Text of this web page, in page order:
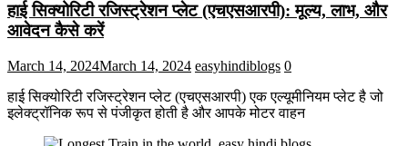
हाई सिक्योरिटी रजिस्ट्रेशन प्लेट (एचएसआरपी): मूल्य, लाभ, और
आवेदन कैसे करें
March 14, 2024March 14, 2024 easyhindiblogs 0
हाई सिक्योरिटी रजिस्ट्रेशन प्लेट (एचएसआरपी) एक एल्यूमीनियम प्लेट है जो
इलेक्ट्रॉनिक रूप से पंजीकृत होती है और आपके मोटर वाहन